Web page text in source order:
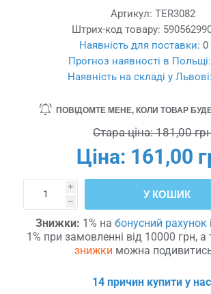
Артикул: TER3082
Штрих-код товару:
Наявність для поставки: 0
Прогноз наявності в Польщі:
Наявність на складі у Львові:
ПОВІДОМТЕ МЕНЕ, КОЛИ ТОВАР
Стара ціна: 181,00
Ціна: 161,00
i
h
У КОШИК
Знижки: 1% на бонусний рахунок
1% при замовленні від 10000 грн,
знижки можна
14 причин купити у